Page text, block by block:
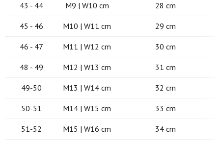
43 - 44 M9 | W10 cm 28 cm
45 - 46 M10 | W11 cm 29 cm
46 - 47 M11 | W12 cm 30 cm
48 - 49 M12 | W13 cm 31 cm
49-50 M13 | W14 cm 32 cm
50-51 M14 | W15 cm 33 cm
51-52 M15 | W16 cm 34 cm